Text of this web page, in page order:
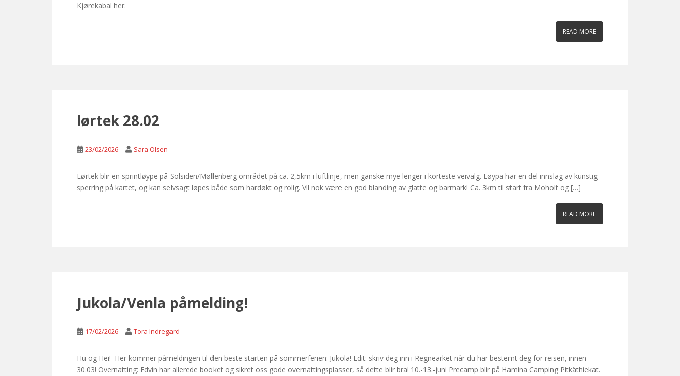
Kjørekabal her.
READ MORE
lørtek 28.02
23/02/2026 Sara Olsen
Lørtek blir en sprintløype på Solsiden/Møllenberg området på ca. 2,5km i luftlinje, men ganske mye lenger i korteste veivalg. Løypa har en del innslag av kunstig
sperring på kartet, og kan selvsagt løpes både som hardøkt og rolig. Vil nok være en god blanding av glatte og barmark! Ca. 3km til start fra Moholt og […]
READ MORE
Jukola/Venla påmelding!
17/02/2026 Tora Indregard
Hu og Hei! Her kommer påmeldingen til den beste starten på sommerferien: Jukola! Edit: skriv deg inn i Regnearket når du har bestemt deg for reisen, innen
30.03! Overnatting: Edvin har allerede booket og sikret oss gode overnattingsplasser, så dette blir bra! 10.-13.-juni Precamp blir på Hamina Camping Pitkäthiekat.